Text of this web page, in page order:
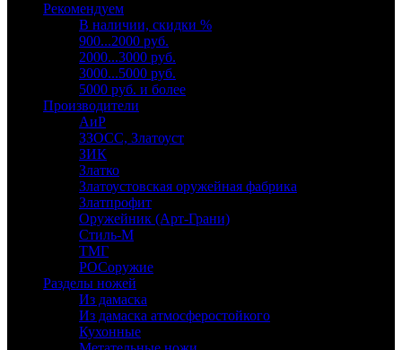
Рекомендуем
В наличии, скидки %
900...2000 руб.
2000...3000 руб.
3000...5000 руб.
5000 руб. и более
Производители
АиР
ЗЗОСС, Златоуст
ЗИК
Златко
Златоустовская оружейная фабрика
Златпрофит
Оружейник (Арт-Грани)
Стиль-М
ТМГ
РОСоружие
Разделы ножей
Из дамаска
Из дамаска атмосферостойкого
Кухонные